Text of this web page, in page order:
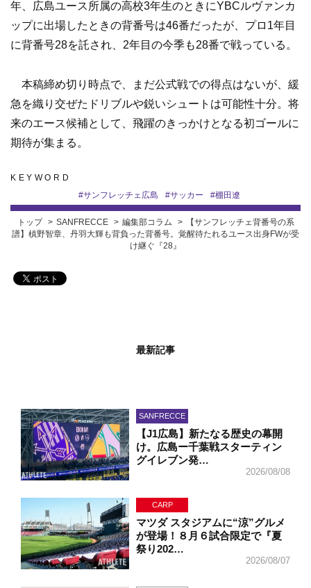
年、広島ユース所属の高校3年生のときにYBCルヴァンカ
ップに出場したときの背番号は46番だったが、プロ1年目
に背番号28を託され、2年目の今季も28番で戦っている。
本稿締め切り時点で、まだ公式戦での得点はないが、緩
急を織り交ぜたドリブルや鋭いシュートは可能性十分。将
来のエース候補として、飛躍のきっかけとなる初ゴールに
期待が集まる。
KEYWORD
#サンフレッチェ広島 #サッカー #棚田遼
トップ SANFRECCE 編集部コラム
【サンフレッチェ背番号の系
譜】槙野智章、丹羽大輝も背負った背番号。覚醒待たれるユース出身FWが受
け継ぐ『28』
最新記事
SANFRECCE
【J1広島】新たなる歴史の幕開
け。広島ー千葉戦スターティン
グイレブン発…
2026/08/08
CARP
マツダ スタジアムに“涼”グルメ
が登場！８月６試合限定で『夏
祭り202…
2026/08/07